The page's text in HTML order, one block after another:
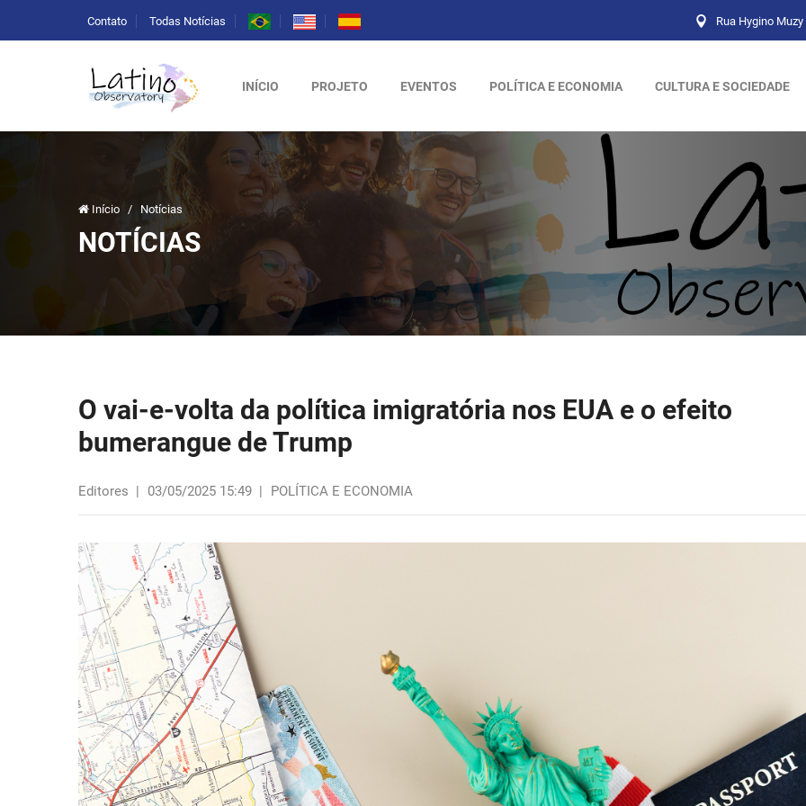
Contato Todas Notícias Rua Hygino
INÍCIO PROJETO EVENTOS POLÍTICA E ECONOMIA CULTURA E SOCIEDADE
Início / Notícias
NOTÍCIAS
O vai-e-volta da política imigratória nos EUA e o efeito
bumerangue de Trump
Editores | 03/05/2025 15:49 | POLÍTICA E ECONOMIA